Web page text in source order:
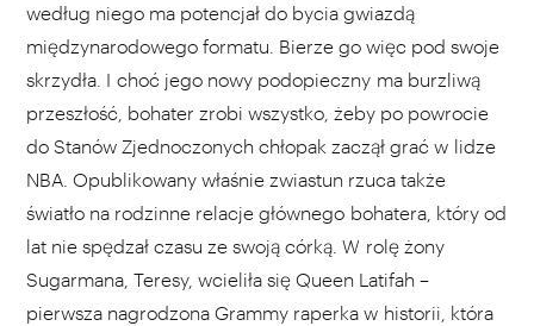
według niego ma potencjał do bycia gwiazdą
międzynarodowego formatu. Bierze go więc pod swoje
skrzydła. I choć jego nowy podopieczny ma burzliwą
przeszłość, bohater zrobi wszystko, żeby po powrocie
do Stanów Zjednoczonych chłopak zaczął grać w lidze
NBA. Opublikowany właśnie zwiastun rzuca także
światło na rodzinne relacje głównego bohatera, który od
lat nie spędzał czasu ze swoją córką. W rolę żony
Sugarmana, Teresy, wcieliła się Queen Latifah –
pierwsza nagrodzona Grammy raperka w historii, która